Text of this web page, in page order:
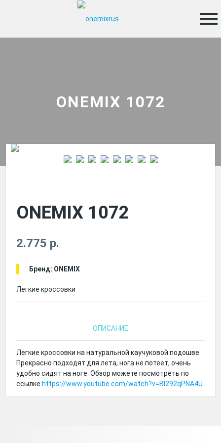
menu
ONEMIX 1072
ONEMIX 1072
2.775 р.
Бренд: ONEMIX
Легкие кроссовки
ОПИСАНИЕ
Легкие кроссовки на натуральной каучуковой подошве.
Прекрасно подходят для лета, нога не потеет, очень
удобно сидят на ноге. Обзор можете посмотреть по
ссылке https://www.youtube.com/watch?v=Bl292qPNA4U